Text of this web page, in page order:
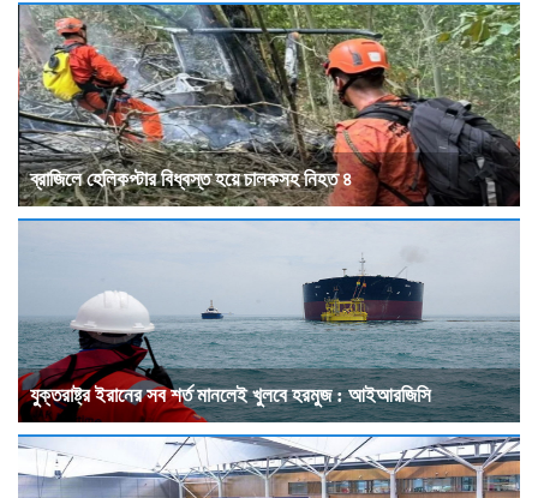
ব্রাজিলে হেলিকপ্টার বিধ্বস্ত হয়ে চালকসহ নিহত ৪
যুক্তরাষ্ট্র ইরানের সব শর্ত মানলেই খুলবে হরমুজ : আইআরজিসি